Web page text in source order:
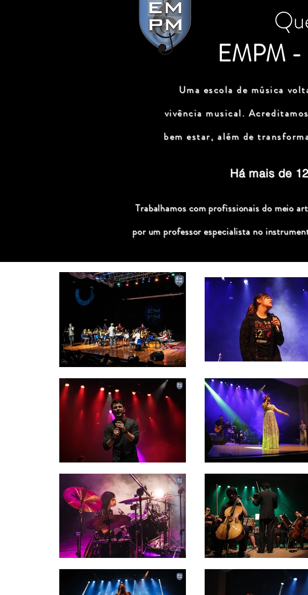
EMPM -
Uma escola de música
vivência musical.
bem estar, além de
Há mais de
Trabalhamos com profissionais do meio
por um professor especialista no